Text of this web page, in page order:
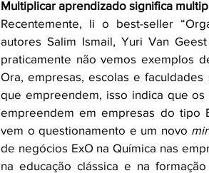
Multiplicar aprendizado significa
Recentemente, li o best-seller
autores Salim Ismail, Yuri Van
praticamente não vemos exemplos
Ora, empresas, escolas e
que empreendem, isso indica que
empreendem em empresas do tipo
vem o questionamento e um novo
de negócios ExO na Química nas
na educação clássica e na